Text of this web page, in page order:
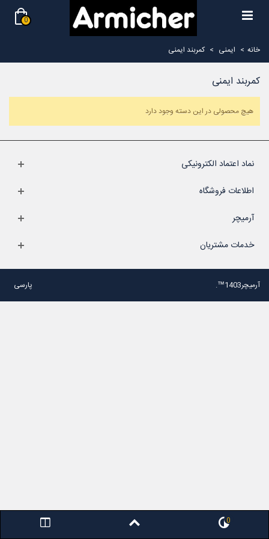
0
خانه > ایمنی > کمربند ایمنی
کمربند ایمنی
هیچ محصولی در این دسته وجود دارد
نماد اعتماد الکترونیکی
اطلاعات فروشگاه
آرمیچر
خدمات مشتریان
پارسی آرمیچر1403™.
0